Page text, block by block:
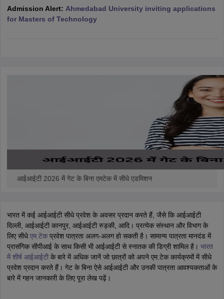
PatternMHT CET Answer KeyMHT CET CutoffMHT CET ResultMHT
KCET CutoffKCET ResultView All KCET Articles
Engineering Colleges in India Accepting AP EAMCET
Engineering Colleges in
Engineering Colleges in Madhya Pradesh
Top Private Engineering Colleges in India
View All College Predictors
JEE Main 2027 How to Start JEE Preparation
Top Institutes that take JEE Advanced Scores
View All JEE Main E-
Top 200 Questions For BITSAT English Proficiency & Logical
EngineeringElectronics EngineeringMechanical Engineering
Nuclear Engineer
Admission Alert: Ahmedabad University inviting applications
for Masters of Technology
आईआईटी 2026 में गेट के बिना एमटेक में सीधे एडमिशन
भारत में कई आईआईटी सीधे प्रवेश के अवसर प्रदान करते हैं, जैसे कि आईआईटी
दिल्ली, आईआईटी कानपुर, आईआईटी रुड़की, आदि। प्रत्येक संस्थान और विभाग के
लिए सीधेएम.टेकप्रवेश पात्रता अलग-अलग हो सकती है। सामान्य पात्रता मानदंड में
प्रासंगिक सीपीआई के साथ किसी भी आईआईटी से स्नातक की डिग्री शामिल है। भारत
में शीर्ष आईआईटीके बारे में अधिक जानें जो छात्रों को अपने एम.टेक कार्यक्रमों में सीधे
प्रवेश प्रदान करते हैं। गेट के बिना ऐसे आईआईटी और उनकी पात्रता आवश्यकताओं के
बारे में गहन जानकारी के लिए पूरा लेख पढ़ें।